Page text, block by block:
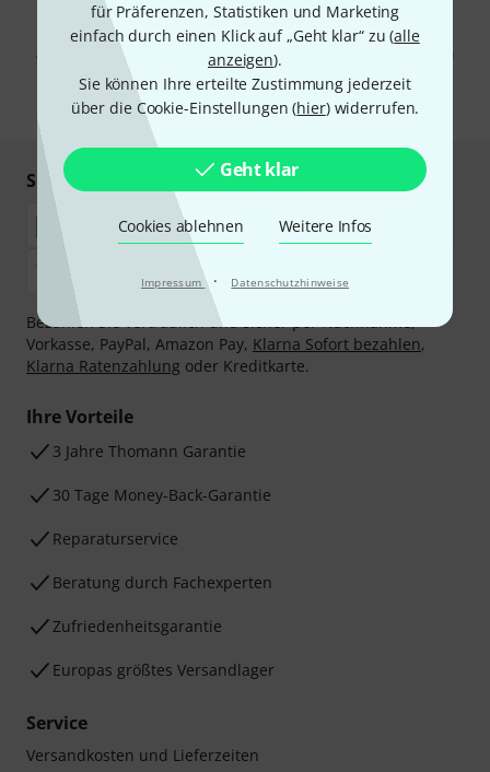
für Präferenzen, Statistiken und Marketing
einfach durch einen Klick auf „Geht klar“ zu (alle
anzeigen).
Sie können Ihre erteilte Zustimmung jederzeit
über die Cookie-Einstellungen (hier) widerrufen.
Geht klar
Cookies ablehnen Weitere Infos
Impressum · Datenschutzhinweise
Mit Klick auf „Jetzt anmelden“ stimmen Sie dem Erhalt von E-Mail-
Werbung und einer Messung des E-Mail-Nutzungsverhaltens zu. Die
Abmeldung ist jederzeit möglich. Weitere Informationen finden Sie in
Datenschutzhinweisen
* Pflichtfeld
Sicher einkaufen & bezahlen
Bezahlen Sie vertraulich und sicher per Nachnahme,
Vorkasse, PayPal, Amazon Pay, Klarna Sofort bezahlen,
Klarna Ratenzahlung oder Kreditkarte.
Ihre Vorteile
3 Jahre Thomann Garantie
30 Tage Money-Back-Garantie
Reparaturservice
Beratung durch Fachexperten
Zufriedenheitsgarantie
Europas größtes Versandlager
Service
Versandkosten und Lieferzeiten